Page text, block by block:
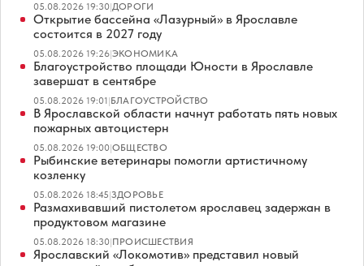
05.08.2026 19:30|ДОРОГИ
Открытие бассейна «Лазурный» в Ярославле
состоится в 2027 году
05.08.2026 19:26|ЭКОНОМИКА
Благоустройство площади Юности в Ярославле
завершат в сентябре
05.08.2026 19:01|БЛАГОУСТРОЙСТВО
В Ярославской области начнут работать пять новых
пожарных автоцистерн
05.08.2026 19:00|ОБЩЕСТВО
Рыбинские ветеринары помогли артистичному
козленку
05.08.2026 18:45|ЗДОРОВЬЕ
Размахивавший пистолетом ярославец задержан в
продуктовом магазине
05.08.2026 18:30|ПРОИСШЕСТВИЯ
Ярославский «Локомотив» представил новый